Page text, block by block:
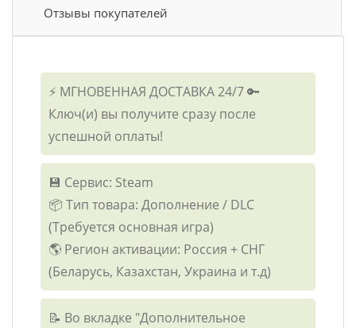
Отзывы покупателей
⚡ МГНОВЕННАЯ ДОСТАВКА 24/7 🔑
Ключ(и) вы получите сразу после
успешной оплаты!
💾 Сервис: Steam
📦 Тип товара: Дополнение / DLC
(Требуется основная игра)
🌎 Регион активации: Россия + СНГ
(Беларусь, Казахстан, Украина и т.д)
📝 Во вкладке "Дополнительное